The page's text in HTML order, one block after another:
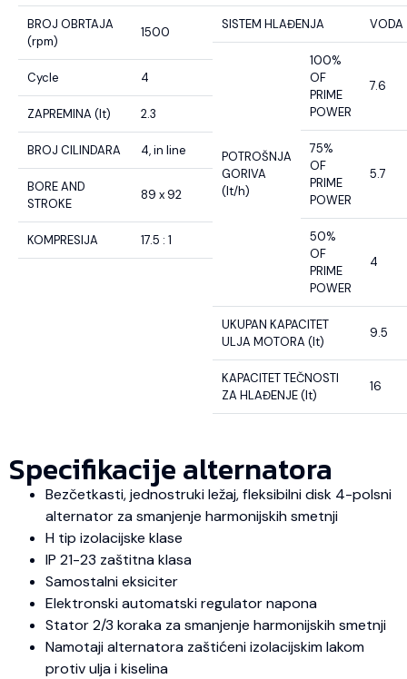
BROJ OBRTAJA
(rpm)
1500
Cycle 4
ZAPREMINA (lt) 2.3
BROJ CILINDARA 4, in line
BORE AND
STROKE
89 x 92
KOMPRESIJA 17.5 : 1
SISTEM HLAĐENJA VODA
POTROŠNJA
GORIVA
(lt/h)
100%
OF
PRIME
POWER
7.6
75%
OF
PRIME
POWER
5.7
50%
OF
PRIME
POWER
4
UKUPAN KAPACITET
ULJA MOTORA (lt)
9.5
KAPACITET TEČNOSTI
ZA HLAĐENJE (lt)
16
Specifikacije alternatora
Bezčetkasti, jednostruki ležaj, fleksibilni disk 4-polsni
alternator za smanjenje harmonijskih smetnji
H tip izolacijske klase
IP 21-23 zaštitna klasa
Samostalni eksiciter
Elektronski automatski regulator napona
Stator 2/3 koraka za smanjenje harmonijskih smetnji
Namotaji alternatora zaštićeni izolacijskim lakom
protiv ulja i kiselina